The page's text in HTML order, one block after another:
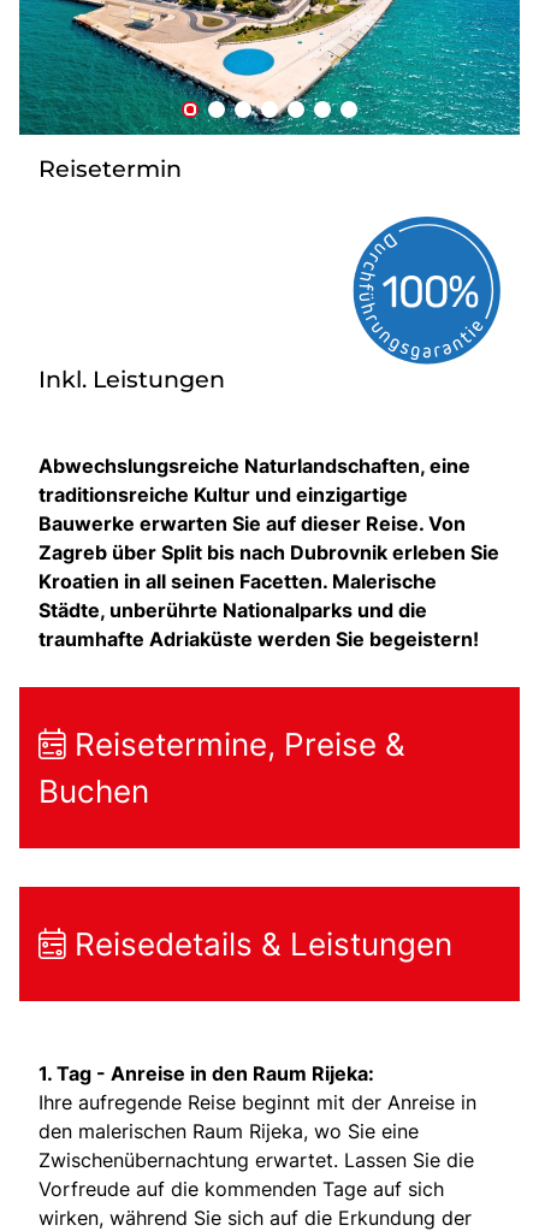
Uber uns
Reisetermin
Inkl. Leistungen
Abwechslungsreiche Naturlandschaften, eine
traditionsreiche Kultur und einzigartige
Bauwerke erwarten Sie auf dieser Reise. Von
Zagreb über Split bis nach Dubrovnik erleben Sie
Kroatien in all seinen Facetten. Malerische
Städte, unberührte Nationalparks und die
traumhafte Adriaküste werden Sie begeistern!
Reisetermine, Preise &
Buchen
Reisedetails & Leistungen
1. Tag - Anreise in den Raum Rijeka:
Ihre aufregende Reise beginnt mit der Anreise in
den malerischen Raum Rijeka, wo Sie eine
Zwischenübernachtung erwartet. Lassen Sie die
Vorfreude auf die kommenden Tage auf sich
wirken, während Sie sich auf die Erkundung der